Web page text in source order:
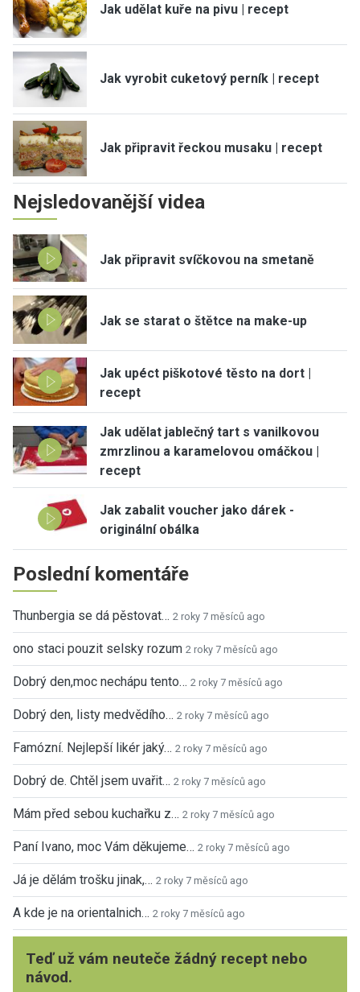
Jak udělat kuře na pivu | recept
Jak vyrobit cuketový perník | recept
Jak připravit řeckou musaku | recept
Nejsledovanější videa
Jak připravit svíčkovou na smetaně
Jak se starat o štětce na make-up
Jak upéct piškotové těsto na dort |
recept
Jak udělat jablečný tart s vanilkovou
zmrzlinou a karamelovou omáčkou |
recept
Jak zabalit voucher jako dárek -
originální obálka
Poslední komentáře
Thunbergia se dá pěstovat… 2 roky 7 měsíců ago
ono staci pouzit selsky rozum 2 roky 7 měsíců ago
Dobrý den,moc nechápu tento… 2 roky 7 měsíců ago
Dobrý den, listy medvědího… 2 roky 7 měsíců ago
Famózní. Nejlepší likér jaký… 2 roky 7 měsíců ago
Dobrý de. Chtěl jsem uvařit… 2 roky 7 měsíců ago
Mám před sebou kuchařku z… 2 roky 7 měsíců ago
Paní Ivano, moc Vám děkujeme… 2 roky 7 měsíců ago
Já je dělám trošku jinak,… 2 roky 7 měsíců ago
A kde je na orientalnich… 2 roky 7 měsíců ago
Teď už vám neuteče žádný recept nebo
návod.